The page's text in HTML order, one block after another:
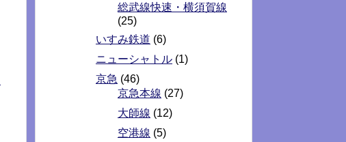
総武線快速・横須賀線
(25)
いすみ鉄道 (6)
ニューシャトル (1)
京急 (46)
京急本線 (27)
大師線 (12)
空港線 (5)